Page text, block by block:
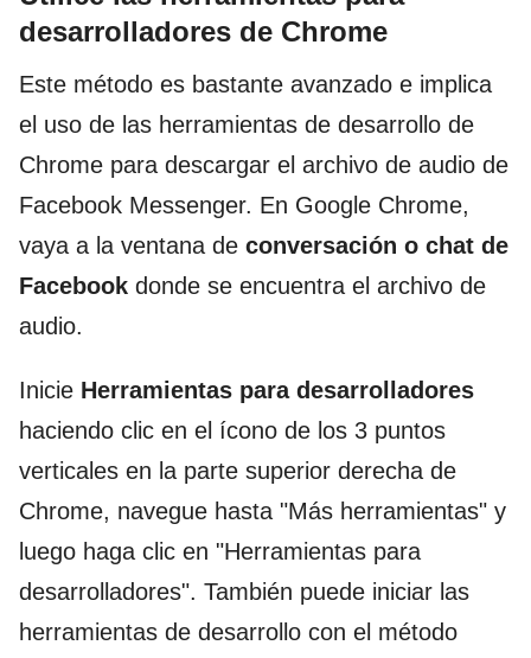
desarrolladores de Chrome
Este método es bastante avanzado e implica
el uso de las herramientas de desarrollo de
Chrome para descargar el archivo de audio de
Facebook Messenger. En Google Chrome,
vaya a la ventana de conversación o chat de
Facebook donde se encuentra el archivo de
audio.
Inicie Herramientas para desarrolladores
haciendo clic en el ícono de los 3 puntos
verticales en la parte superior derecha de
Chrome, navegue hasta "Más herramientas" y
luego haga clic en "Herramientas para
desarrolladores". También puede iniciar las
herramientas de desarrollo con el método